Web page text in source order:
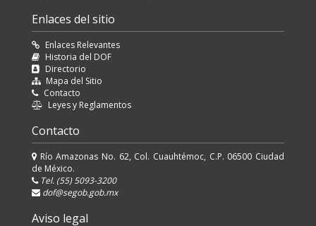
Enlaces del sitio
Enlaces Relevantes
Historia del DOF
Directorio
Mapa del Sitio
Contacto
Leyes y Reglamentos
Contacto
Río Amazonas No. 62, Col. Cuauhtémoc, C.P. 06500 Ciudad
de México.
Tel. (55) 5093-3200
dof@segob.gob.mx
Aviso legal